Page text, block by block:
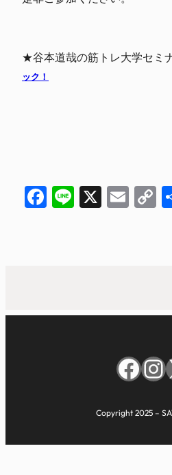
★谷本道哉の筋トレ大学セミ
ック！
Facebook
Line
X
Copyright 2025 –